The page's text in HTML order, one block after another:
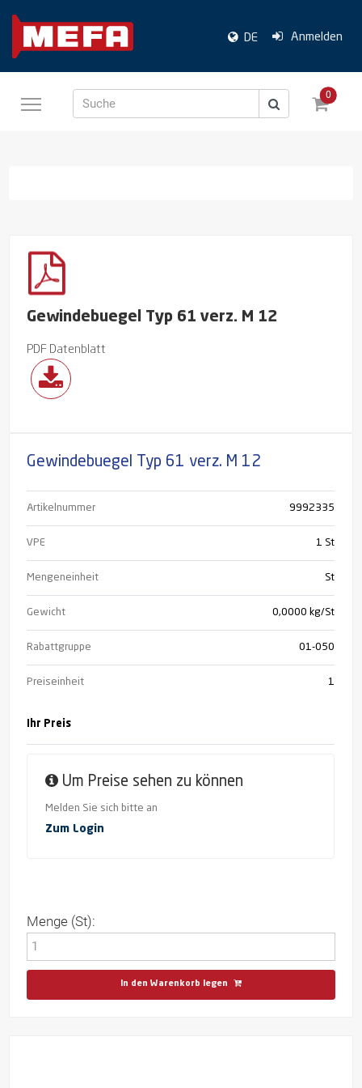
DE Anmelden
Suche
0
Gewindebuegel Typ 61 verz. M 12
PDF Datenblatt
Gewindebuegel Typ 61 verz. M 12
Artikelnummer 9992335
VPE 1 St
Mengeneinheit St
Gewicht 0,0000 kg/St
Rabattgruppe 01-050
Preiseinheit 1
Ihr Preis
Um Preise sehen zu können
Melden Sie sich bitte an
Zum Login
Menge (St):
In den Warenkorb legen